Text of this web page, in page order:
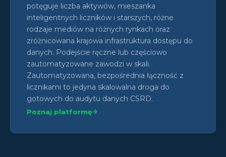
potęguje liczba aktywów, mieszanka
inteligentnych liczników i starszych, różne
rodzaje mediów na różnych rynkach oraz
zróżnicowana krajowa infrastruktura dostępu do
danych. Podejście ręczne lub częściowo
zautomatyzowane zawodzi w skali.
Zautomatyzowana, bezpośrednia łączność z
licznikami to jedyna skalowalna droga do
gotowych do audytu danych CSRD.
Poznaj platformę